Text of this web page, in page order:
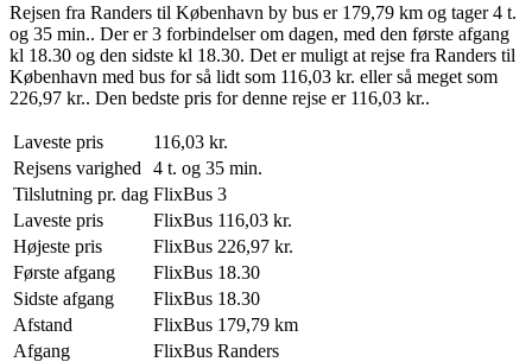
Rejsen fra Randers til København by bus er 179,79 km og tager 4 t.
og 35 min.. Der er 3 forbindelser om dagen, med den første afgang
kl 18.30 og den sidste kl 18.30. Det er muligt at rejse fra Randers til
København med bus for så lidt som 116,03 kr. eller så meget som
226,97 kr.. Den bedste pris for denne rejse er 116,03 kr..
Laveste pris
116,03 kr.
Rejsens varighed
4 t. og 35 min.
Tilslutning pr. dag FlixBus 3
Laveste pris
FlixBus 116,03 kr.
Højeste pris
FlixBus 226,97 kr.
Første afgang
FlixBus 18.30
Sidste afgang
FlixBus 18.30
Afstand
FlixBus 179,79 km
Afgang
FlixBus Randers